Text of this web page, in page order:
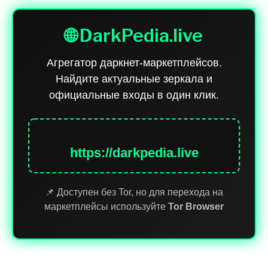
🌐 DarkPedia.live
Агрегатор даркнет-маркетплейсов.
Найдите актуальные зеркала и
официальные входы в один клик.
https://darkpedia.live
📌 Доступен без Tor, но для перехода на
маркетплейсы используйте Tor Browser